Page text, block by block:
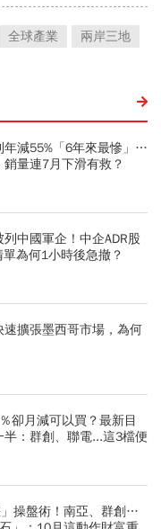
全球產業 兩岸三地
年減55%「6年來最慘」…
量連7月下滑有救？
中國軍企！中企ADR股
為何1小時後急撤？
擴張墨西哥市場，為何
卻月減可以買？最新目
：群創、聯電...這3檔便
操盤術！南亞、群創…